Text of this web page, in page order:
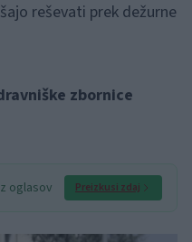
reševati prek dežurne
zbornice
oglasov Preizkusi zdaj